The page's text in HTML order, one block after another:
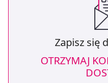
Zapisz się
OTRZYMAJ